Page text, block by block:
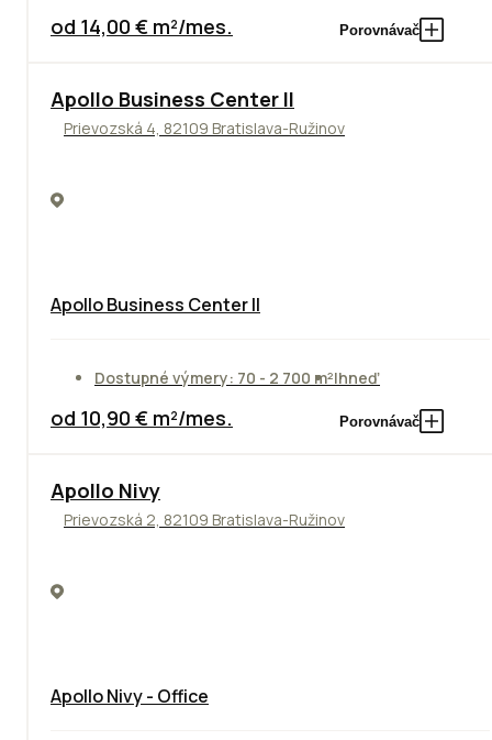
od 14,00 € m²/mes. Porovnávač
TOP NOVINKA ODPORÚČAME
Apollo Business Center II
Prievozská 4, 82109 Bratislava-Ružinov
Apollo Business Center II
Dostupné výmery: 70 - 2 700 m²Ihneď
od 10,90 € m²/mes. Porovnávač
Apollo Nivy
Prievozská 2, 82109 Bratislava-Ružinov
Apollo Nivy - Office